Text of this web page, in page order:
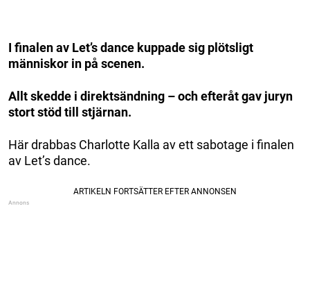
I finalen av Let’s dance kuppade sig plötsligt
människor in på scenen.
Allt skedde i direktsändning – och efteråt gav juryn
stort stöd till stjärnan.
Här drabbas Charlotte Kalla av ett sabotage i finalen
av Let’s dance.